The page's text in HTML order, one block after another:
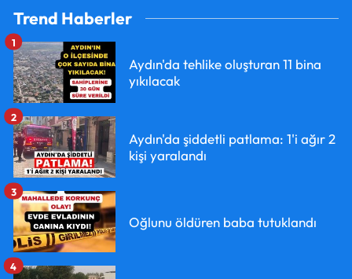
Trend Haberler
Aydın'da tehlike oluşturan 11 bina
yıkılacak
1
Aydın'da şiddetli patlama: 1'i ağır 2
kişi yaralandı
2
Oğlunu öldüren baba tutuklandı
3
4